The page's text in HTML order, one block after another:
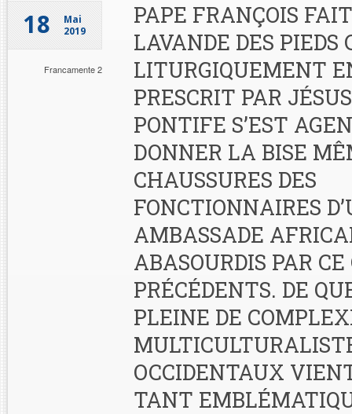
18
Mai
2019
Francamente 2
PAPE FRANÇOIS
LAVANDE DES PIEDS
LITURGIQUEMENT
PRESCRIT PAR
PONTIFE S’EST
DONNER LA BISE
CHAUSSURES DES
FONCTIONNAIRES
AMBASSADE
ABASOURDIS PAR
PRÉCÉDENTS. DE
PLEINE DE
OCCIDENTAUX
TANT